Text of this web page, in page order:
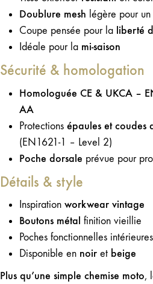
Doublure mesh légère pour
Coupe pensée pour la liberté
Idéale pour la mi-saison
Sécurité & homologation
Homologuée CE & UKCA –
AA
Protections épaules et coudes
(EN1621-1 – Level 2)
Poche dorsale prévue pour
Détails & style
Inspiration workwear vintage
Boutons métal finition vieillie
Poches fonctionnelles
Disponible en noir et beige
Plus qu’une simple chemise moto,